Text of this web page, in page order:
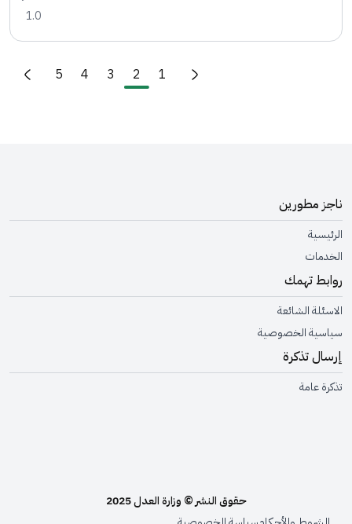
1.0
الصفحة
1
Current page
2 الصفحة
3 الصفحة
4 الصفحة
5
ناجز مطورين
الرئيسية
الخدمات
روابط تهمك
الاسئلة الشائعة
سياسية الخصوصية
إرسال تذكرة
تذكرة عامة
حقوق النشر © وزارة العدل 2025